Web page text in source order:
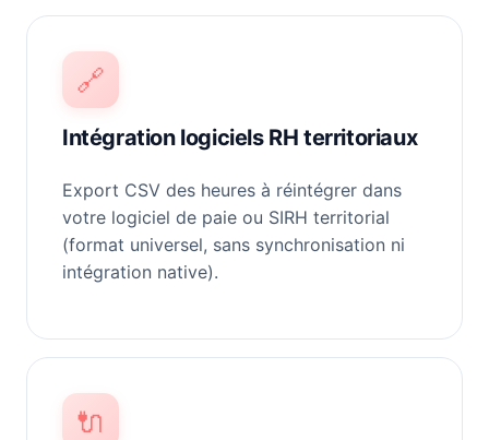
🔗
Intégration logiciels RH territoriaux
Export CSV des heures à réintégrer dans
votre logiciel de paie ou SIRH territorial
(format universel, sans synchronisation ni
intégration native).
🔌